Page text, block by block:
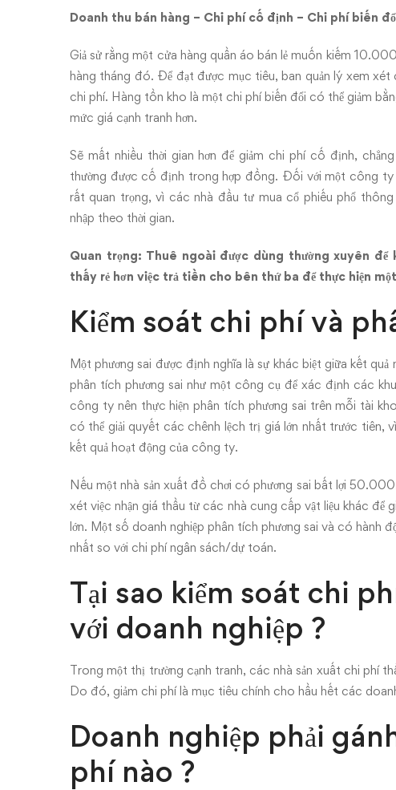
Doanh thu bán hàng – Chi phí cố định – Chi phí biến
Giả sử rằng một cửa hàng quần áo bán lẻ muốn kiếm
hàng tháng đó. Để đạt được mục tiêu, ban quản lý xem
chi phí. Hàng tồn kho là một chi phí biến đổi có thể giảm
mức giá cạnh tranh hơn.
Sẽ mất nhiều thời gian hơn để giảm chi phí cố định,
thường được cố định trong hợp đồng. Đối với một công ty
rất quan trọng, vì các nhà đầu tư mua cổ phiếu phổ
nhập theo thời gian.
Quan trọng: Thuê ngoài được dùng thường xuyên
thấy rẻ hơn việc trả tiền cho bên thứ ba để thực hiện
Kiểm soát chi phí và
Một phương sai được định nghĩa là sự khác biệt giữa kết
phân tích phương sai như một công cụ để xác định các
công ty nên thực hiện phân tích phương sai trên mỗi tài
có thể giải quyết các chênh lệch trị giá lớn nhất trước tiên,
kết quả hoạt động của công ty.
Nếu một nhà sản xuất đồ chơi có phương sai bất lợi
xét việc nhận giá thầu từ các nhà cung cấp vật liệu khác để
lớn. Một số doanh nghiệp phân tích phương sai và có hành
nhất so với chi phí ngân sách/dự toán.
Tại sao kiểm soát chi
với doanh nghiệp ?
Trong một thị trường cạnh tranh, các nhà sản xuất chi phí
Do đó, giảm chi phí là mục tiêu chính cho hầu hết các
Doanh nghiệp phải
phí nào ?